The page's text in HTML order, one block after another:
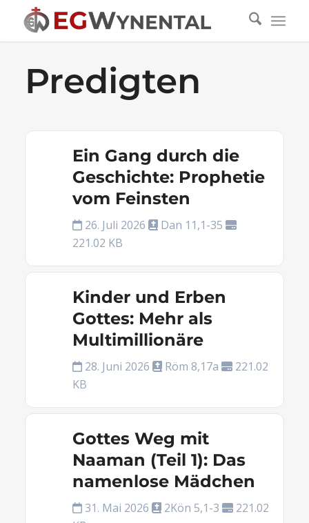
Predigten
Ein Gang durch die
Geschichte: Prophetie
vom Feinsten
26. Juli 2026
Dan 11,1-35
221.02 KB
Kinder und Erben
Gottes: Mehr als
Multimillionäre
28. Juni 2026 Röm 8,17a
221.02
KB
Gottes Weg mit
Naaman (Teil 1): Das
namenlose Mädchen
31. Mai 2026 2Kön 5,1-3
221.02